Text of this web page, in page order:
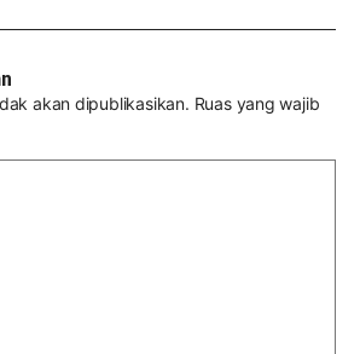
akan dipublikasikan. Ruas yang wajib